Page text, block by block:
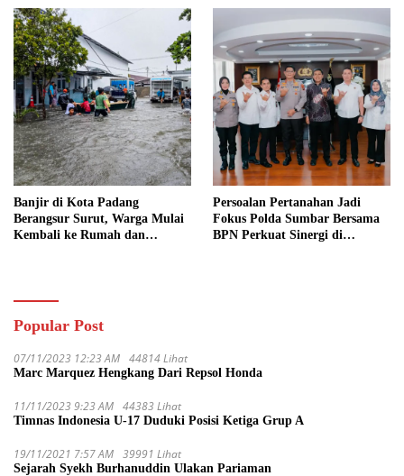
Banjir di Kota Padang
Berangsur Surut, Warga Mulai
Kembali ke Rumah dan
Persoalan Pertanahan Jadi
Fokus Polda Sumbar Bersama
BPN Perkuat Sinergi di
Popular Post
07/11/2023 12:23 AM 44814 Lihat
Marc Marquez Hengkang Dari Repsol Honda
11/11/2023 9:23 AM 44383 Lihat
Timnas Indonesia U-17 Duduki Posisi Ketiga Grup A
19/11/2021 7:57 AM 39991 Lihat
Sejarah Syekh Burhanuddin Ulakan Pariaman